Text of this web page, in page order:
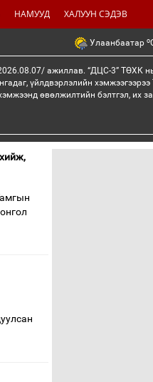
НАМУУД ХАЛУУН СЭДЭВ
Улаанбаатар o
ажиллав. “ДЦС-3” ТӨХК
үйлдвэрлэлийн
өвөлжилтийн бэлтгэл, их